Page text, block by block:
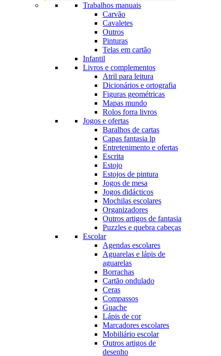
Trabalhos manuais
Carvão
Cavaletes
Outros
Pinturas
Telas em cartão
Infantil
Livros e complementos
Atril para leitura
Dicionários e ortografia
Figuras geométricas
Mapas mundo
Rolos forra livros
Jogos e ofertas
Baralhos de cartas
Capas fantasia lp
Entretenimento e ofertas
Escrita
Estojo
Estojos de pintura
Jogos de mesa
Jogos didácticos
Mochilas escolares
Organizadores
Outros artigos de fantasia
Puzzles e quebra cabeças
Escolar
Agendas escolares
Aguarelas e lápis de
aguarelas
Borrachas
Cartão ondulado
Ceras
Compassos
Guache
Lápis de cor
Marcadores escolares
Mobiliário escolar
Outros artigos de
desenho